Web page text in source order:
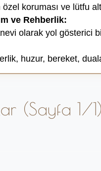
özel koruması ve lütfu
ve Rehberlik:
olarak yol gösterici
huzur, bereket,
(Sayfa 1/1)